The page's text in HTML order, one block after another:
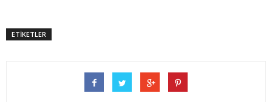
ETİKETLER